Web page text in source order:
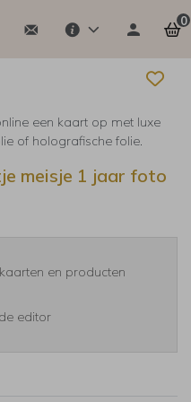
0
een kaart op met luxe
of holografische folie.
meisje 1 jaar foto
en producten
editor